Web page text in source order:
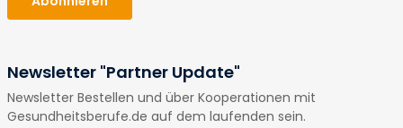
Newsletter "Partner Update"
Newsletter Bestellen und über Kooperationen mit
Gesundheitsberufe.de auf dem laufenden sein.